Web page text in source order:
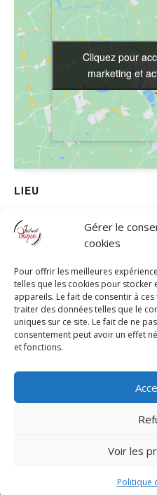
Gérer le
cookies
Pour offrir les meilleures
telles que les cookies pour
appareils. Le fait de consentir à
traiter des données telles que le
uniques sur ce site. Le fait de ne
consentement peut avoir un effet
et fonctions.
Voir les
Politique
LIEU
Le Spot, 756 Avenue Bodin
Téléphone
06.08.91.80.50
Cliquez pour
marketing et
Cliquez pour
marketing et
Le Goûter Latino
Aubagnais de Noël
Romain
Politique